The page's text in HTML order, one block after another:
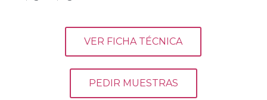
VER FICHA TÉCNICA
PEDIR MUESTRAS